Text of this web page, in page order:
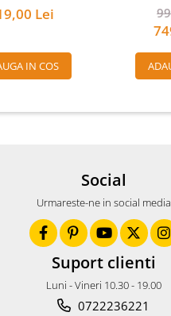
Lei
IN COS
Social
Urmareste-ne in social media
Suport clienti
Luni - Vineri 10.30 - 19.00
0722236221